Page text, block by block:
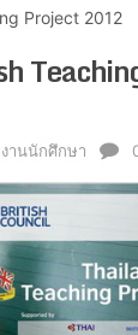
Project 2012
านนักศึกษา